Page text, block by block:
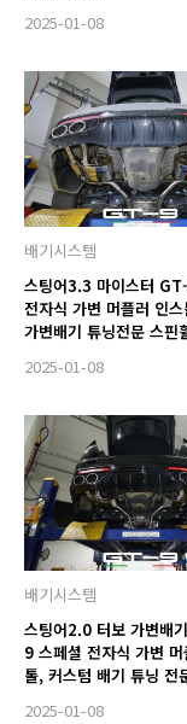
2025-01-08
배기시스템
스팅어3.3 마이스터
전자식 가변 머플러 인
가변배기 튜닝전문 스핀
2025-01-08
배기시스템
스팅어2.0 터보 가변배
9 스페셜 전자식 가변
톨, 커스텀 배기 튜닝 전
2025-01-08